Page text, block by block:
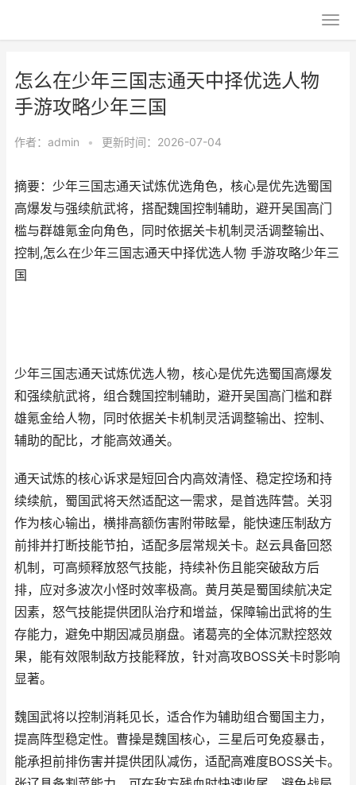
怎么在少年三国志通天中择优选人物
手游攻略少年三国
作者： admin • 更新时间：2026-07-04
摘要：少年三国志通天试炼优选角色，核心是优先选蜀国
高爆发与强续航武将，搭配魏国控制辅助，避开吴国高门
槛与群雄氪金向角色，同时依据关卡机制灵活调整输出、
控制,怎么在少年三国志通天中择优选人物 手游攻略少年三
国
少年三国志通天试炼优选人物，核心是优先选蜀国高爆发
和强续航武将，组合魏国控制辅助，避开吴国高门槛和群
雄氪金给人物，同时依据关卡机制灵活调整输出、控制、
辅助的配比，才能高效通关。
通天试炼的核心诉求是短回合内高效清怪、稳定控场和持
续续航，蜀国武将天然适配这一需求，是首选阵营。关羽
作为核心输出，横排高额伤害附带眩晕，能快速压制敌方
前排并打断技能节拍，适配多层常规关卡。赵云具备回怒
机制，可高频释放怒气技能，持续补伤且能突破敌方后
排，应对多波次小怪时效率极高。黄月英是蜀国续航决定
因素，怒气技能提供团队治疗和增益，保障输出武将的生
存能力，避免中期因减员崩盘。诸葛亮的全体沉默控怒效
果，能有效限制敌方技能释放，针对高攻BOSS关卡时影响
显著。
魏国武将以控制消耗见长，适合作为辅助组合蜀国主力，
提高阵型稳定性。曹操是魏国核心，三星后可免疫暴击，
能承担前排伤害并提供团队减伤，适配高难度BOSS关卡。